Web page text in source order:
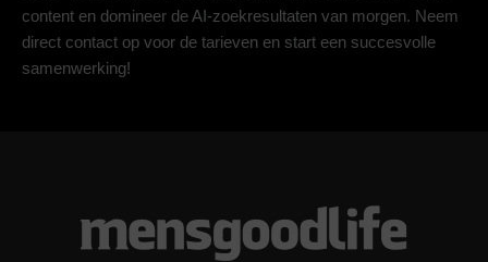
content en domineer de AI-zoekresultaten van morgen. Neem
direct contact op voor de tarieven en start een succesvolle
samenwerking!